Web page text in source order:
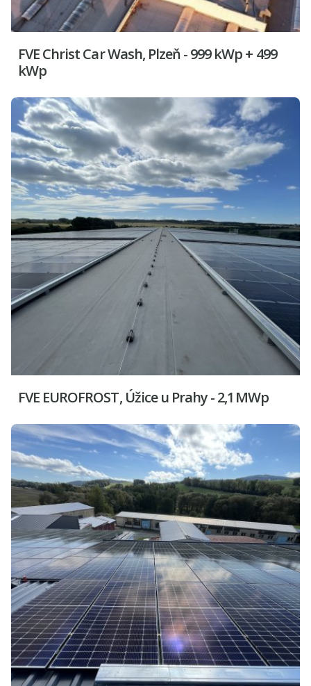
FVE Christ Car Wash, Plzeň - 999 kWp + 499
kWp
FVE EUROFROST, Úžice u Prahy - 2,1 MWp